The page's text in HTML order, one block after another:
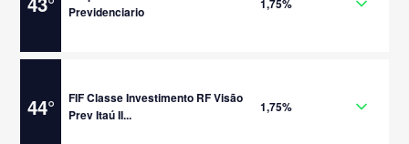
Previdenciario
1,75%
44°
FIF Classe Investimento RF Visão
Prev Itaú II...
1,75%